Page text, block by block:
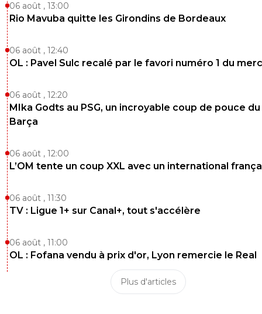
06 août , 13:00
Rio Mavuba quitte les Girondins de Bordeaux
06 août , 12:40
OL : Pavel Sulc recalé par le favori numéro 1 du
06 août , 12:20
MIka Godts au PSG, un incroyable coup de pouce du
Barça
06 août , 12:00
L’OM tente un coup XXL avec un international
06 août , 11:30
TV : Ligue 1+ sur Canal+, tout s'accélère
06 août , 11:00
OL : Fofana vendu à prix d'or, Lyon remercie le Real
Plus d'articles